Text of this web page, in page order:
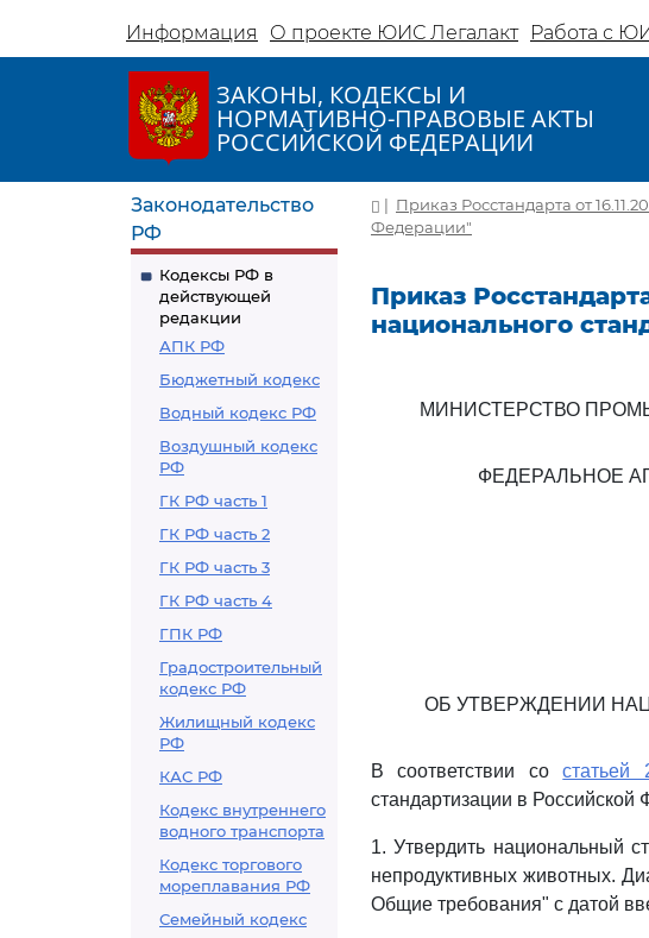
Информация О проекте ЮИС Легалакт Работа с
ЗАКОНЫ, КОДЕКСЫ И
НОРМАТИВНО-ПРАВОВЫЕ АКТЫ
РОССИЙСКОЙ ФЕДЕРАЦИИ
Законодательство
РФ
Кодексы РФ в
действующей
редакции
АПК РФ
Бюджетный кодекс
Водный кодекс РФ
Воздушный кодекс
РФ
ГК РФ часть 1
ГК РФ часть 2
ГК РФ часть 3
ГК РФ часть 4
ГПК РФ
Градостроительный
кодекс РФ
Жилищный кодекс
РФ
КАС РФ
Кодекс внутреннего
водного транспорта
Кодекс торгового
мореплавания РФ
Семейный кодекс
| Приказ Росстандарта от
Федерации"
Приказ
национального
МИНИСТЕРСТВО
ФЕДЕРАЛЬНОЕ
ОБ УТВЕРЖДЕНИИ
В соответствии состатьей
стандартизации в
1. Утвердить национальный
непродуктивных животных.
Общие требования" с датой